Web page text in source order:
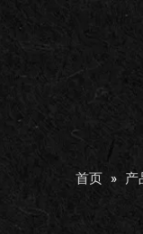
首页 » 产